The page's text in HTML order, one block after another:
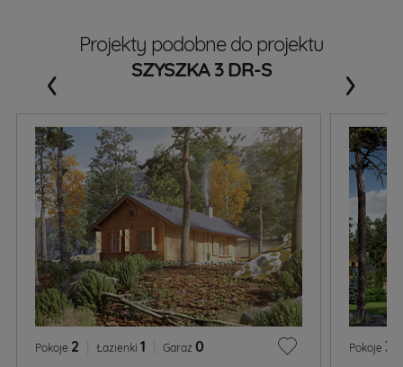
Projekty podobne do projektu
SZYSZKA 3 DR-S
Pokoje 2 Łazienki 1 Garaż 0 Pokoje 3
‹ ›